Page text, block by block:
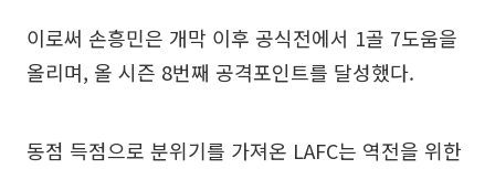
이로써 손흥민은 개막 이후 공식전에서 1골 7도움을
올리며, 올 시즌 8번째 공격포인트를 달성했다.
동점 득점으로 분위기를 가져온 LAFC는 역전을 위한